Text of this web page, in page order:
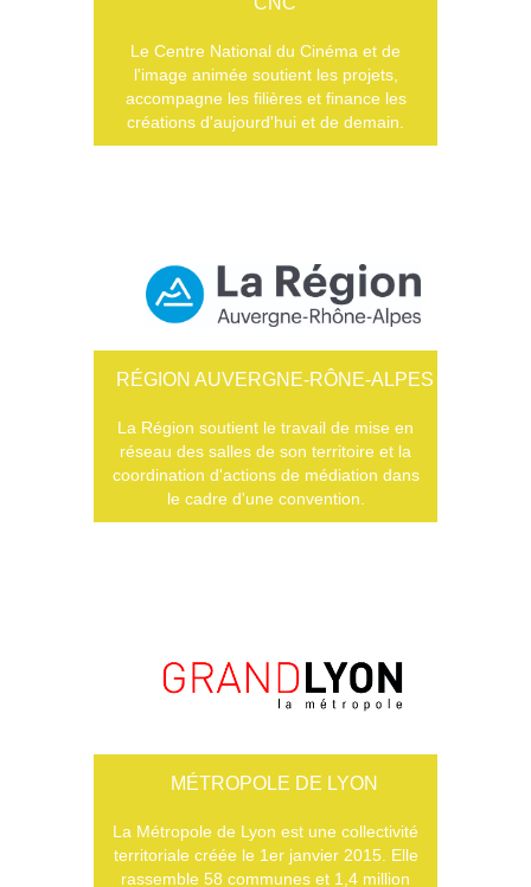
Le Centre National du Cinéma et de
l'image animée soutient les projets,
accompagne les filières et finance les
créations d'aujourd'hui et de demain.
RÉGION AUVERGNE-RÔNE-ALPES
La Région soutient le travail de mise en
réseau des salles de son territoire et la
coordination d'actions de médiation dans
le cadre d'une convention.
MÉTROPOLE DE LYON
La Métropole de Lyon est une collectivité
territoriale créée le 1er janvier 2015. Elle
rassemble 58 communes et 1,4 million